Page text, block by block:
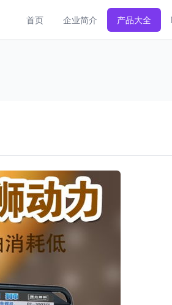
首页 企业简介 产品大全